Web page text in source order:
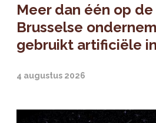
Meer dan één op
Brusselse
gebruikt artificiële
4 augustus 2026